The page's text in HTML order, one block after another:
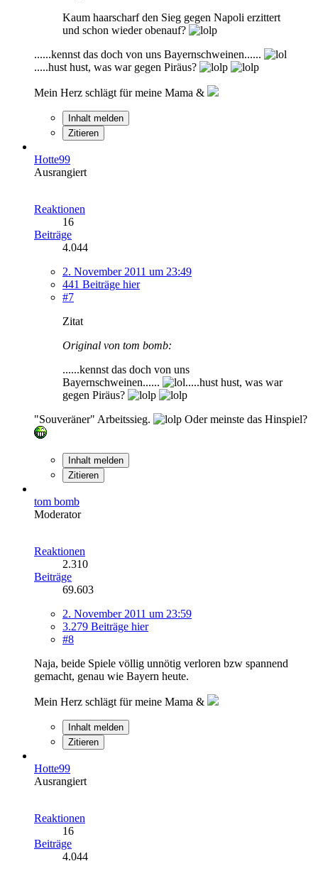
Kaum haarscharf den Sieg gegen Napoli erzittert
und schon wieder obenauf?
......kennst das doch von uns Bayernschweinen......
.....hust hust, was war gegen Piräus?
Mein Herz schlägt für meine Mama &
Inhalt melden
Zitieren
Hotte99
Ausrangiert
Reaktionen
16
Beiträge
4.044
2. November 2011 um 23:49
441 Beiträge hier
#7
Zitat
Original von tom bomb:
......kennst das doch von uns
Bayernschweinen......
.....hust hust, was war
gegen Piräus?
"Souveräner" Arbeitssieg.
Oder meinste das Hinspiel?
Inhalt melden
Zitieren
tom bomb
Moderator
Reaktionen
2.310
Beiträge
69.603
2. November 2011 um 23:59
3.279 Beiträge hier
#8
Naja, beide Spiele völlig unnötig verloren bzw spannend
gemacht, genau wie Bayern heute.
Mein Herz schlägt für meine Mama &
Inhalt melden
Zitieren
Hotte99
Ausrangiert
Reaktionen
16
Beiträge
4.044